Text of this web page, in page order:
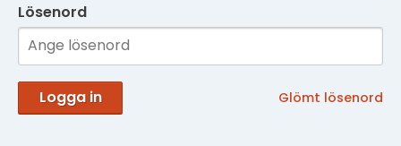
Lösenord
Logga in Glömt lösenord